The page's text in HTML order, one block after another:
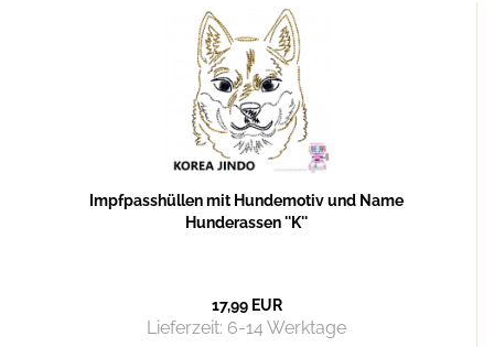
Impfpasshüllen mit Hundemotiv und Name
Hunderassen ''K''
17,99 EUR
Lieferzeit: 6-14 Werktage